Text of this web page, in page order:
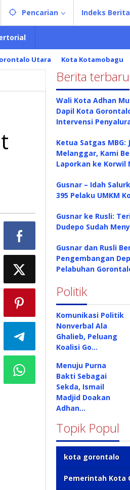
Pencarian Indeks Berita
Utara Kota Kotamobagu
Berita terbaru
Wali Kota Adhan
Dapil Kota
Intervensi
Ketua Satgas MBG:
Melanggar, Kami
Laporkan ke Korwil
Gusnar – Idah
395 Pelaku UMKM
Gusnar ke Rusli:
Dudepo Sudah
Gusnar dan Rusli
Pengembangan
Pelabuhan
Politik
Komunikasi Politik
Nonverbal Ala
Ghalieb, Peluang
Koalisi Go…
Menuju Purna
Bakti Sebagai
Sekda, Ismail
Madjid Doakan
Adhan…
Topik Popul
kota gorontalo
Pemerintah Kota